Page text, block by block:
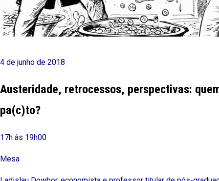
4 de junho de 2018
Austeridade, retrocessos, perspectivas:
pa(c)to?
17h às 19h00
Mesa